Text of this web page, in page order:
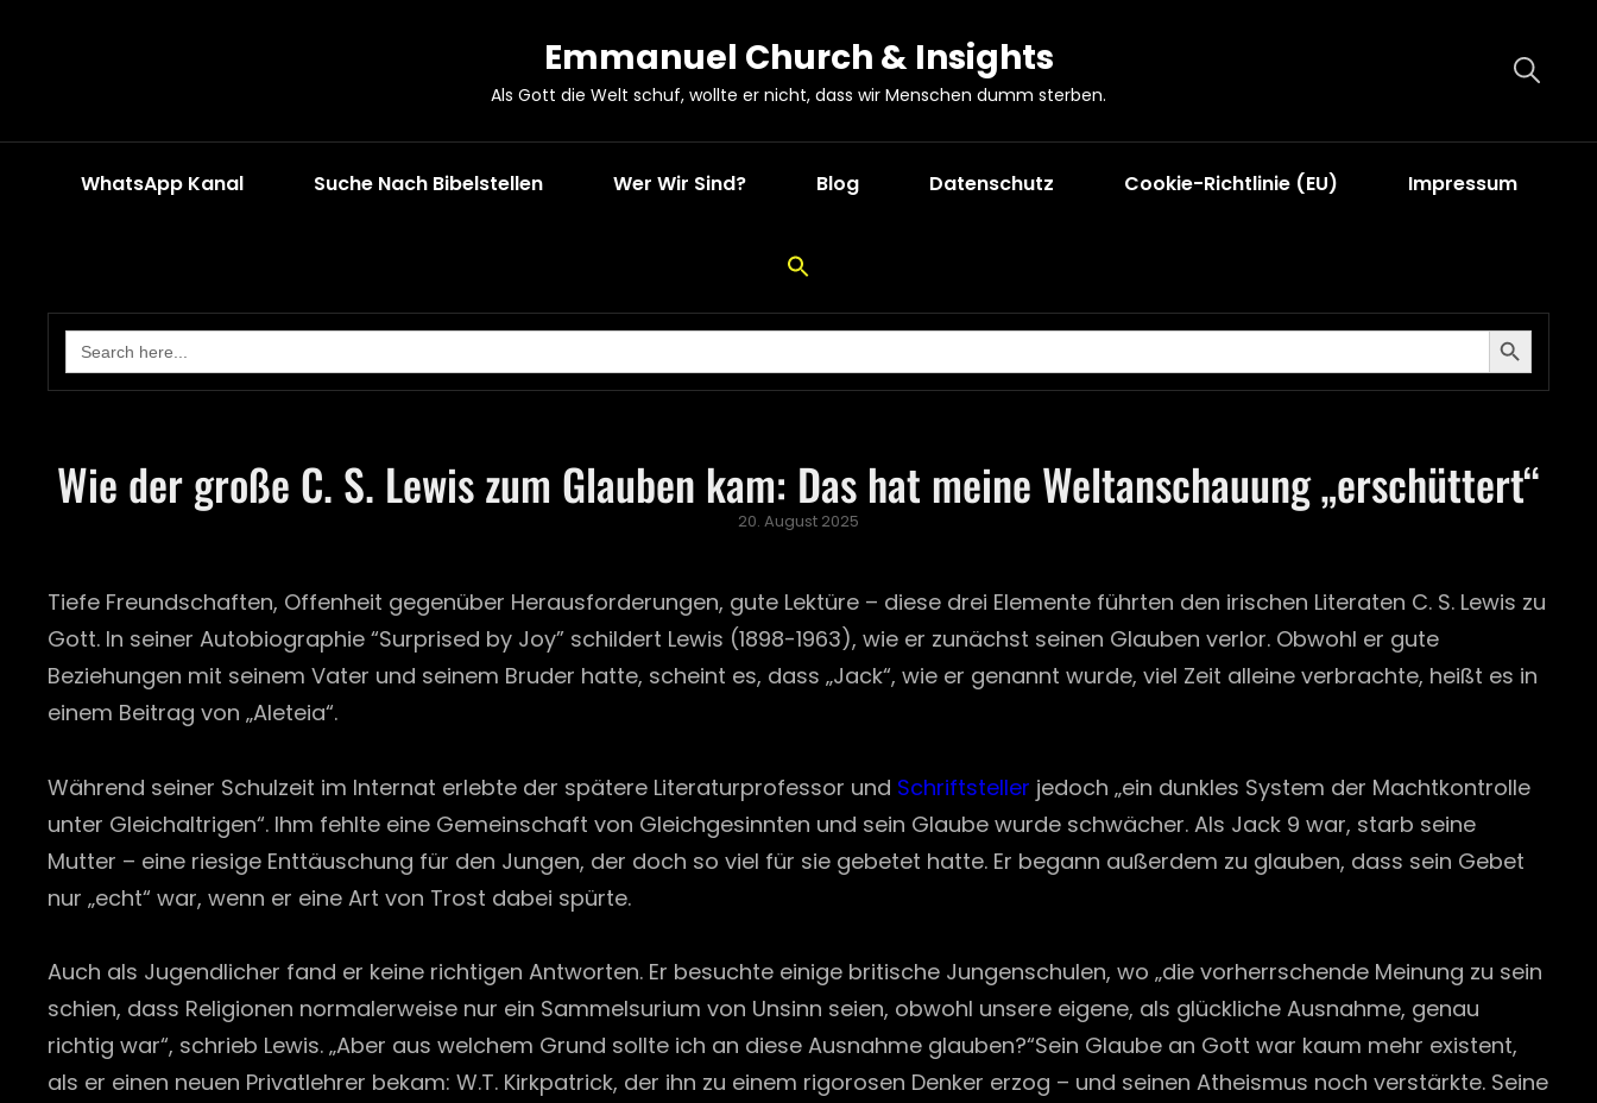
Emmanuel Church & Insights
Als Gott die Welt schuf, wollte er nicht, dass wir Menschen dumm sterben.
WhatsApp Kanal Suche Nach Bibelstellen Wer Wir Sind? Blog Datenschutz Cookie-Richtlinie (EU) Impressum
Search
for:
Search Button
Wie der große C. S. Lewis zum Glauben kam: Das hat meine Weltanschauung „erschüttert“
Posted
20. August 2025
Tiefe Freundschaften, Offenheit gegenüber Herausforderungen, gute Lektüre – diese drei Elemente führten den irischen Literaten C. S. Lewis zu
Gott. In seiner Autobiographie “Surprised by Joy” schildert Lewis (1898-1963), wie er zunächst seinen Glauben verlor. Obwohl er gute
Beziehungen mit seinem Vater und seinem Bruder hatte, scheint es, dass „Jack“, wie er genannt wurde, viel Zeit alleine verbrachte, heißt es in
einem Beitrag von „Aleteia“.
Während seiner Schulzeit im Internat erlebte der spätere Literaturprofessor und Schriftsteller jedoch „ein dunkles System der Machtkontrolle
unter Gleichaltrigen“. Ihm fehlte eine Gemeinschaft von Gleichgesinnten und sein Glaube wurde schwächer. Als Jack 9 war, starb seine
Mutter – eine riesige Enttäuschung für den Jungen, der doch so viel für sie gebetet hatte. Er begann außerdem zu glauben, dass sein Gebet
nur „echt“ war, wenn er eine Art von Trost dabei spürte.
Auch als Jugendlicher fand er keine richtigen Antworten. Er besuchte einige britische Jungenschulen, wo „die vorherrschende Meinung zu sein
schien, dass Religionen normalerweise nur ein Sammelsurium von Unsinn seien, obwohl unsere eigene, als glückliche Ausnahme, genau
richtig war“, schrieb Lewis. „Aber aus welchem Grund sollte ich an diese Ausnahme glauben?“Sein Glaube an Gott war kaum mehr existent,
als er einen neuen Privatlehrer bekam: W.T. Kirkpatrick, der ihn zu einem rigorosen Denker erzog – und seinen Atheismus noch verstärkte. Seine